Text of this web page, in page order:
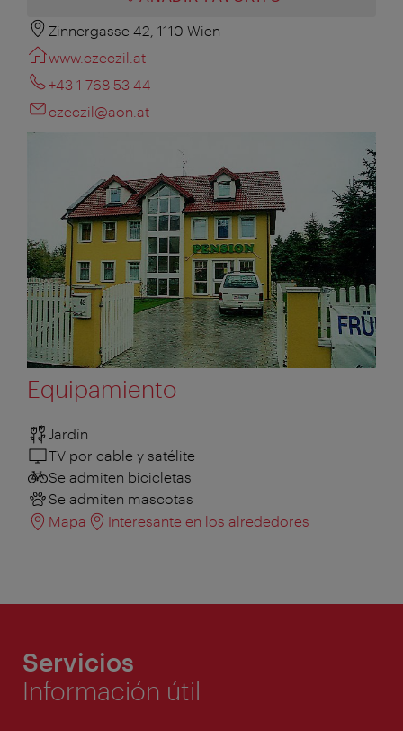
Zinnergasse 42, 1110 Wien
www.czeczil.at
+43 1 768 53 44
czeczil@aon.at
Equipamiento
Jardín
TV por cable y satélite
Se admiten bicicletas
Se admiten mascotas
Mapa
Interesante en los alrededores
Servicios
Información útil